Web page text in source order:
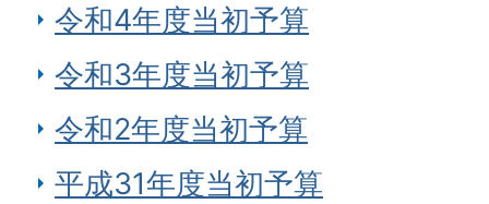
令和4年度当初予算
令和3年度当初予算
令和2年度当初予算
平成31年度当初予算